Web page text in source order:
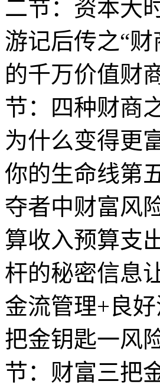
二节：资本大
游记后传之“
的千万价值财
节：四种财商
为什么变得更
你的生命线第
夺者中财富风
算收入预算支
杆的秘密信息
金流管理+良
把金钥匙一风
节：财富三把